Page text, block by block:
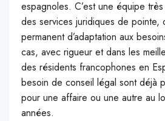
espagnoles. C’est une équipe
des services juridiques de pointe,
permanent d’adaptation aux
cas, avec rigueur et dans les
des résidents francophones en
besoin de conseil légal sont déjà
pour une affaire ou une autre au
années.